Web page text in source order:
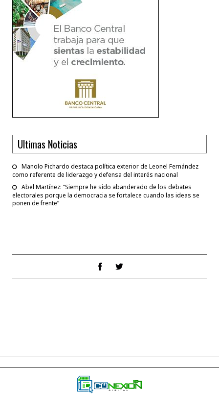
Ultimas Noticias
Manolo Pichardo destaca política exterior de Leonel Fernández
como referente de liderazgo y defensa del interés nacional
Abel Martínez: “Siempre he sido abanderado de los debates
electorales porque la democracia se fortalece cuando las ideas se
ponen de frente”